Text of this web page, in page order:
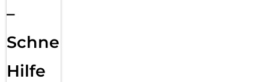
–
Schnelle
Hilfe